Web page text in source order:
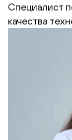
Cпециалист
качества